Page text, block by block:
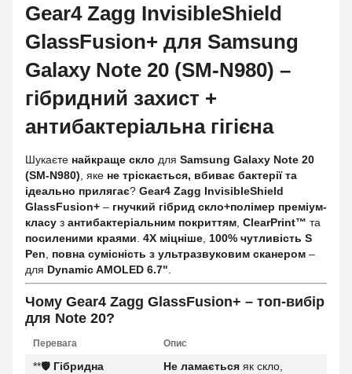
Gear4 Zagg InvisibleShield
GlassFusion+ для Samsung
Galaxy Note 20 (SM-N980) –
гібридний захист +
антибактеріальна гігієна
Шукаєте найкраще скло для Samsung Galaxy Note 20
(SM-N980), яке не тріскається, вбиває бактерії та
ідеально прилягає? Gear4 Zagg InvisibleShield
GlassFusion+ – гнучкий гібрид скло+полімер преміум-
класу з антибактеріальним покриттям, ClearPrint™ та
посиленими краями. 4X міцніше, 100% чутливість S
Pen, повна сумісність з ультразвуковим сканером –
для Dynamic AMOLED 6.7".
Чому Gear4 Zagg GlassFusion+ – топ-вибір
для Note 20?
Перевага Опис
**🛡️ Гібридна Не ламається як скло,